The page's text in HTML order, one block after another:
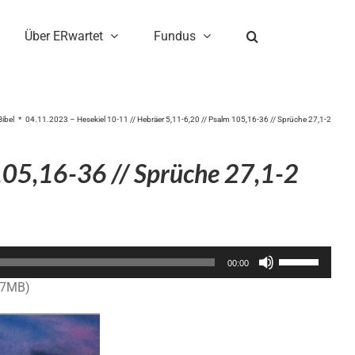
Über ERwartet Fundus
04.11.2023 – Hesekiel 10-11 // Hebräer 5,11-6,20 // Psalm 105,16-36 // Sprüche 27,1-2
36 // Sprüche 27,1-2
00:00